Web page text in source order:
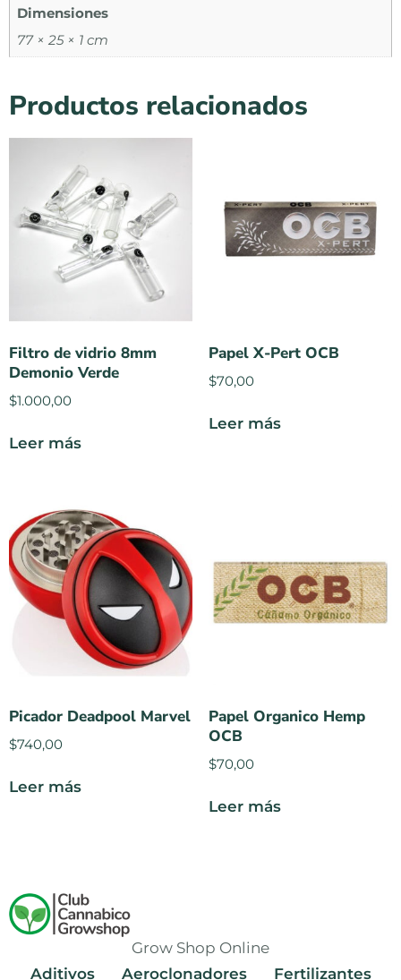
Dimensiones
77 × 25 × 1 cm
Productos relacionados
Filtro de vidrio 8mm
Demonio Verde
$1.000,00
Leer más
Papel X-Pert OCB
$70,00
Leer más
Picador Deadpool Marvel
$740,00
Leer más
Papel Organico Hemp
OCB
$70,00
Leer más
Grow Shop Online
Aditivos
Aeroclonadores Fertilizantes